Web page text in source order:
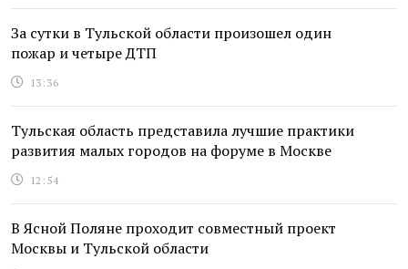
За сутки в Тульской области произошел один
пожар и четыре ДТП
13:36
Тульская область представила лучшие практики
развития малых городов на форуме в Москве
12:54
В Ясной Поляне проходит совместный проект
Москвы и Тульской области